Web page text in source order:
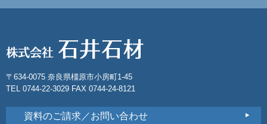
〒634-0075 奈良県橿原市小房町1-45
TEL 0744-22-3029 FAX 0744-24-8121
資料のご請求／お問い合わせ